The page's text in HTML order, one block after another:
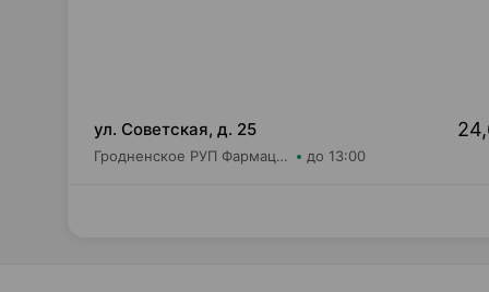
ул. Советская, д. 25
Гродненское РУП Фармация Аптека №62 до 13:00